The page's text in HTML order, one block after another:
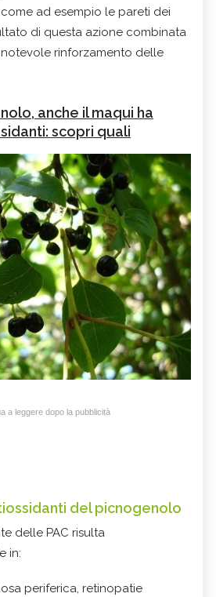
ad esempio le pareti dei
di questa azione combinata
rinforzamento delle
anche il maqui ha
scopri quali
a leggere dopo la pubblicità
del picnogenolo
delle PAC risulta
in:
periferica, retinopatie